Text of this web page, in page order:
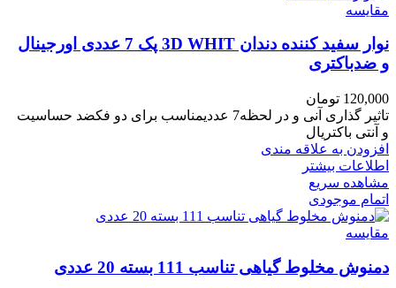
مقایسه
نوار سفید کننده دندان 3D WHIT پک 7 عددی اورجینال
و ضدباکتری
120,000 تومان
تاثیر گذاری آنی و در لحظه7 عددیمناسب برای دو فکضد حساسیت
و آنتی باکتریال
افزودن به علاقه مندی
اطلاعات بیشتر
مشاهده سریع
اتمام موجودی
مقایسه
دمنوش مخلوط گیاهی تناسب 111 بسته 20 عددی